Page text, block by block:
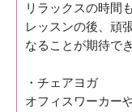
リラックスの時間
レッスンの後、頑
なることが期待で
・チェアヨガ
オフィスワーカー